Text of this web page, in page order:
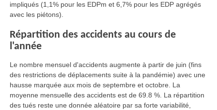
impliqués (1,1% pour les EDPm et 6,7% pour les EDP agrégés
avec les piétons).
Répartition des accidents au cours de
l'année
Le nombre mensuel d'accidents augmente à partir de juin (fins
des restrictions de déplacements suite à la pandémie) avec une
hausse marquée aux mois de septembre et octobre. La
moyenne mensuelle des accidents est de 69.8 %. La répartition
des tués reste une donnée aléatoire par sa forte variabilité,